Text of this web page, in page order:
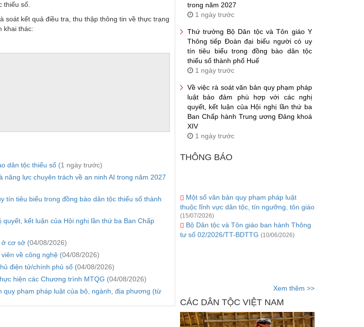
thiểu số.
soát kết quả điều tra, thu thập thông tin về thực trạng
khai thác:
dân tộc thiểu số (1 ngày trước)
lực chuyên trách về an ninh AI trong năm 2027
tín tiêu biểu trong đồng bào dân tộc thiểu số thành
kết luận của Hội nghị lần thứ ba Ban Chấp
ở cơ sở (04/08/2026)
về công nghệ (04/08/2026)
điện tử/chính phủ số (04/08/2026)
hiện các Chương trình MTQG (04/08/2026)
phạm pháp luật của bộ, ngành, địa phương (từ
trong năm 2027
1 ngày trước
Thứ trưởng Bộ Dân tộc và Tôn giáo Y
Thông tiếp Đoàn đại biểu người có uy
tín tiêu biểu trong đồng bào dân tộc
thiểu số thành phố Huế
1 ngày trước
Về việc rà soát văn bản quy phạm pháp
luật bảo đảm phù hợp với các nghị
quyết, kết luận của Hội nghị lần thứ ba
Ban Chấp hành Trung ương Đảng khoá
XIV
1 ngày trước
THÔNG BÁO
Một số văn bản quy phạm pháp luật
thuộc lĩnh vực dân tộc, tín ngưỡng, tôn giáo
(15/07/2026)
Bộ Dân tộc và Tôn giáo ban hành Thông
tư số 02/2026/TT-BDTTG (10/06/2026)
Xem thêm >>
CÁC DÂN TỘC VIỆT NAM